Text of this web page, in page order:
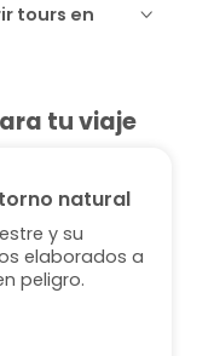
tours en
tu viaje
natural
y su
elaborados a
peligro.